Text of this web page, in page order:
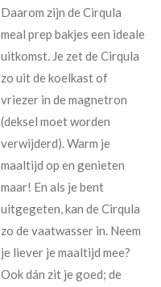
Daarom zijn de Cirqula
meal prep bakjes een ideale
uitkomst. Je zet de Cirqula
zo uit de koelkast of
vriezer in de magnetron
(deksel moet worden
verwijderd). Warm je
maaltijd op en genieten
maar! En als je bent
uitgegeten, kan de Cirqula
zo de vaatwasser in. Neem
je liever je maaltijd mee?
Ook dán zit je goed; de